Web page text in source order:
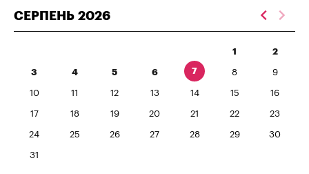
СЕРПЕНЬ 2026
1 2
3 4 5 6 7 8 9
10 11 12 13 14 15 16
17 18 19 20 21 22 23
24 25 26 27 28 29 30
31